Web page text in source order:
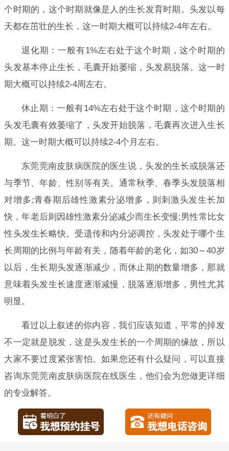
个时期的，这个时期就像是人的生长发育时期。头发以每
天都在茁壮的生长，这一时期大概可以持续2-4年左右。
退化期：一般有1%左右处于这个时期，这个时期的
头发基本停止生长，毛囊开始萎缩，头发易脱落。这一时
期大概可以持续2-4周左右。
休止期：一般有14%左右处于这个时期，这个时期的
头发毛囊有效萎缩了，头发开始脱落，毛囊再次进入生长
期。这一时期大概可以持续2-4个月左右。
东莞莞南皮肤病医院的医生说，头发的生长或脱落还
与季节、年龄、性别等有关。通常秋季、春季头发脱落相
对增多;青春期后雄性激素分泌增多，则刺激头发生长加
快，年老后则因雄性激素分泌减少而生长变慢;男性常比女
性头发生长略快。受遗传和内分泌调控，头发处于哪个生
长周期的比例与年龄有关，随着年龄的老化，如30～40岁
以后，生长期头发逐渐减少，而休止期的数量增多，那就
意味着头发生长速度逐渐减慢，脱落逐渐增多，男性尤其
明显。
看过以上叙述的你内容，我们应该知道，平常的掉发
不一定就是脱发，这是头发生长的一个周期的缘故，所以
大家不要过度紧张害怕。如果您还有什么疑问，可以直接
咨询东莞莞南皮肤病医院在线医生，他们会为您做更详细
的专业解答。